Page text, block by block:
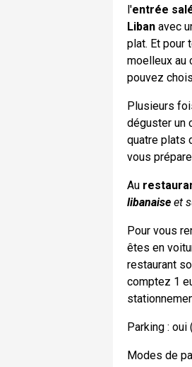
l'entrée
Liban avec
plat. Et pour
moelleux au
pouvez
Plusieurs
déguster un
quatre plats
vous
Au
libanaise et
Pour vous
êtes en
restaurant
comptez 1
Parking :
Modes de